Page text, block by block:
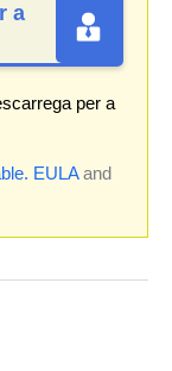
a
per a
EULAand